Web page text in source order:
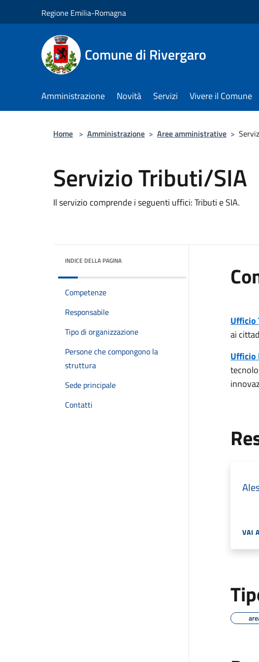
Regione Emilia-Romagna
Comune di Rivergaro
Amministrazione Novità Servizi Vivere il Comune
Home > Amministrazione > Aree amministrative >
Servizio Tributi/SIA
Il servizio comprende i seguenti uffici: Tributi e SIA.
INDICE DELLA PAGINA
Competenze
Responsabile
Tipo di organizzazione
Persone che compongono la
struttura
Sede principale
Contatti
Ufficio
ai
Ufficio
VAI